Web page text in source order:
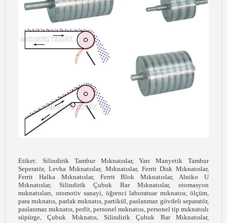
Etiket: Silindirik Tambur Mıknatıslar, Yarı Manyetik Tambur
Seperatör, Levha Mıknatıslar, Mıknatıslar, Ferrit Disk Mıknatıslar,
Ferrit Halka Mıknatıslar, Ferrit Blok Mıknatıslar, Alniko U
Mıknatıslar, Silindirik Çubuk Bar Mıknatıslar, otomasyon
mıknatısları, otomotiv sanayi, öğrenci laboratuar mıknatısı, ölçüm,
para mıknatıs, parlak mıknatıs, partikül, paslanmaz gövdeli separatör,
paslanmaz mıknatıs, perlit, personel mıknatısı, personel tip mıknatıslı
süpürge, Çubuk Mıknatıs, Silindirik Çubuk Bar Mıknatıslar,